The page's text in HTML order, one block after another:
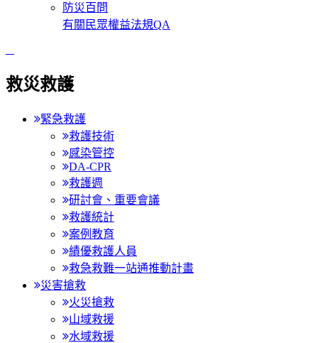
防災百問
有關民眾權益法規QA
救災救護
緊急救護
救護技術
感染管控
DA-CPR
救護週
研討會、重要會議
救護統計
案例教育
績優救護人員
救急救難一站通推動計畫
災害搶救
火災搶救
山域救援
水域救援